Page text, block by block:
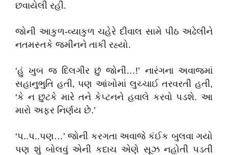
છવાયેલી રહી.
જોની આકુળ-વ્યાકુળ ચહેરે દીવાલ સામે પીઠ અઢેલીને
નતમસ્તકે જમીનને તાકી રહ્યો.
‘હું ખુબ જ દિલગીર છું જોની…!’ નારંગના અવાજમાં
સહાનુભુતિ હતી, પણ આંખોમાં લુચ્ચાઈ તરવરતી હતી,
‘કે ન છુટકે મારે તને કેપ્ટનને હવાલે કરવો પડશે. આ
મારો અફર નિર્ણય છે.’
‘પ..પ..પણ…’ જોની કરગતા અવાજે કંઈક બુલવા ગયો
પણ શું બોલવું એની કદાચ એણે સૂઝ નહોતી પડતી